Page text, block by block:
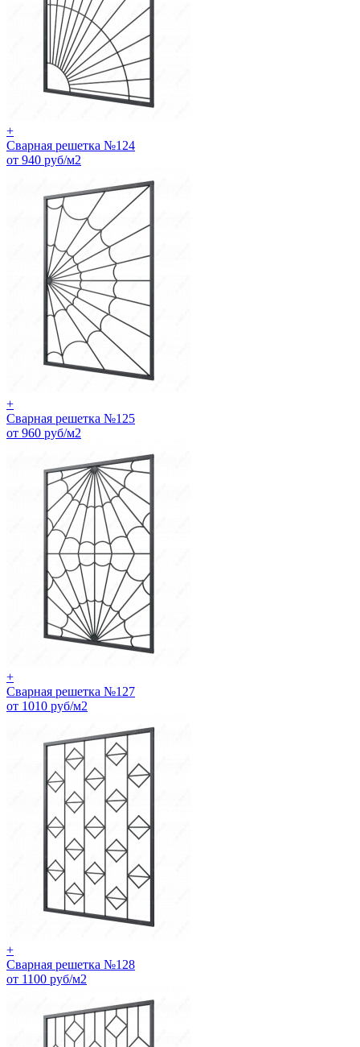
+
Сварная решетка №124
от 940 руб/м2
+
Сварная решетка №125
от 960 руб/м2
+
Сварная решетка №127
от 1010 руб/м2
+
Сварная решетка №128
от 1100 руб/м2